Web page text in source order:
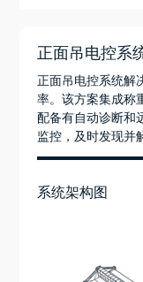
正面吊电控系
正面吊电控系统解
率。该方案集成称
配备有自动诊断和
监控，及时发现并
系统架构图